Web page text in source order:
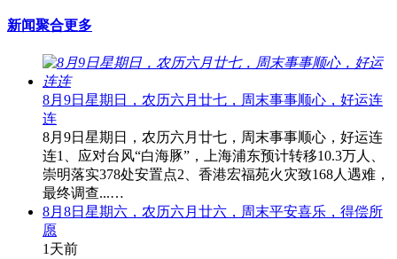
新闻聚合更多
8月9日星期日，农历六月廿七，周末事事顺心，好运连
连
8月9日星期日，农历六月廿七，周末事事顺心，好运连
连1、应对台风“白海豚”，上海浦东预计转移10.3万人、
崇明落实378处安置点2、香港宏福苑火灾致168人遇难，
最终调查...…
8月8日星期六，农历六月廿六，周末平安喜乐，得偿所
愿
1天前